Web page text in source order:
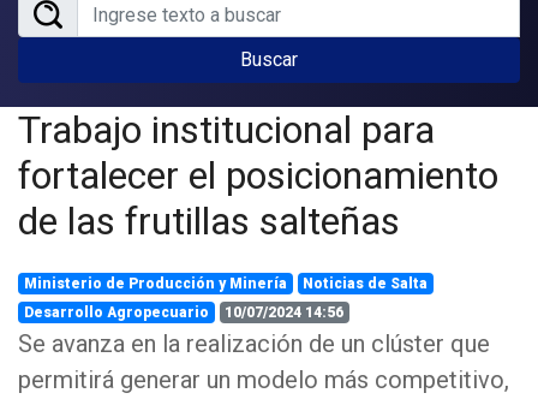
Buscar
Trabajo institucional para
fortalecer el posicionamiento
de las frutillas salteñas
Ministerio de Producción y Minería
Noticias de Salta
Desarrollo Agropecuario
10/07/2024 14:56
Se avanza en la realización de un clúster que
permitirá generar un modelo más competitivo,